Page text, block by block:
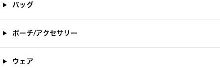
バッグ
ポーチ/アクセサリー
ウェア